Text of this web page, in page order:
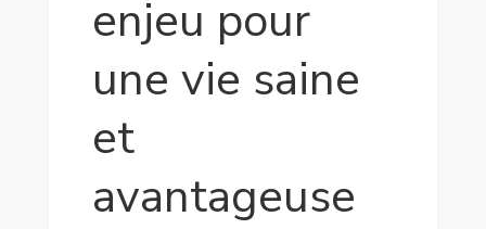
enjeu pour
une vie saine
et
avantageuse